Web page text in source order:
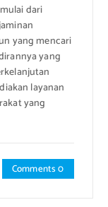
dari
yang mencari
yang
layanan
yang
Comments 0